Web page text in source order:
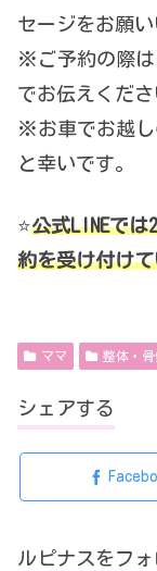
セージをお願い
※ご予約の際は
でお伝えくださ
※お車でお越し
と幸いです。
⭐️公式LINEでは
約を受け付け
ママ 整体・骨
シェアする
ルピナスをフ